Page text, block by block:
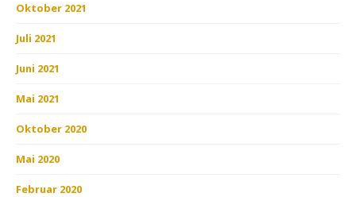
Oktober 2021
Juli 2021
Juni 2021
Mai 2021
Oktober 2020
Mai 2020
Februar 2020